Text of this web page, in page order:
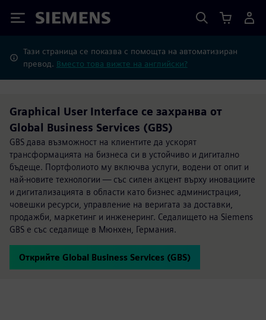
Siemens
Тази страница се показва с помощта на автоматизиран
превод. Вместо това вижте на английски?
Graphical User Interface се захранва от
Global Business Services (GBS)
GBS дава възможност на клиентите да ускорят
трансформацията на бизнеса си в устойчиво и дигитално
бъдеще. Портфолиото му включва услуги, водени от опит и
най-новите технологии — със силен акцент върху иновациите
и дигитализацията в области като бизнес администрация,
човешки ресурси, управление на веригата за доставки,
продажби, маркетинг и инженеринг. Седалището на Siemens
GBS е със седалище в Мюнхен, Германия.
Открийте Global Business Services (GBS)